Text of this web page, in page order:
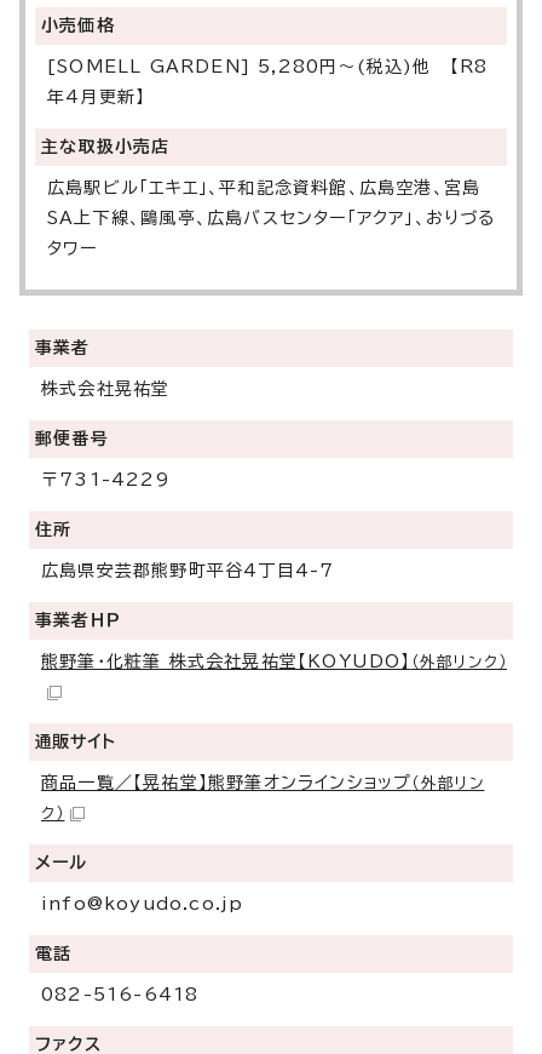
小売価格
[SOMELL GARDEN] 5,280円～(税込)他 【R8
年4月更新】
主な取扱小売店
広島駅ビル「エキエ」、平和記念資料館、広島空港、宮島
SA上下線、鷗風亭、広島バスセンター「アクア」、おりづる
タワー
事業者
株式会社晃祐堂
郵便番号
〒731-4229
住所
広島県安芸郡熊野町平谷4丁目4-7
事業者ＨＰ
熊野筆・化粧筆 株式会社晃祐堂【KOYUDO】 （外部リンク）
通販サイト
商品一覧／【晃祐堂】熊野筆オンラインショップ （外部リン
ク）
メール
info@koyudo.co.jp
電話
082-516-6418
ファクス